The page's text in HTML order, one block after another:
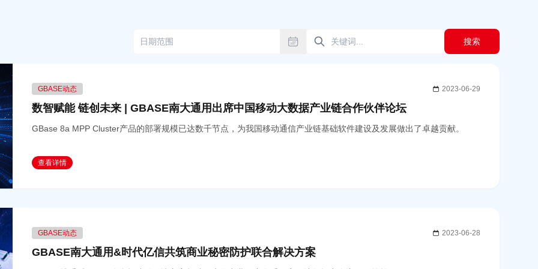
搜索
GBASE动态 2023-06-29
数智赋能 链创未来 | GBASE南大通用出席中国移动大数据产业链合作伙伴论坛
GBase 8a MPP Cluster产品的部署规模已达数千节点，为我国移动通信产业链基础软件建设及发展做出了卓越贡献。
查看详情
GBASE动态 2023-06-28
GBASE南大通用&时代亿信共筑商业秘密防护联合解决方案